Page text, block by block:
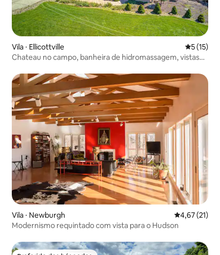
Vila ⋅ Ellicottville 5 de uma
5 (15)
Chateau no campo, banheira de hidromassagem, vistas
Vila ⋅ Newburgh 4,67 de uma
4,67 (21)
Modernismo requintado com vista para o Hudson